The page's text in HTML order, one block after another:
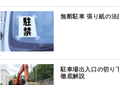
無断駐車 張り紙の法
駐車場出入口の切り
徹底解説